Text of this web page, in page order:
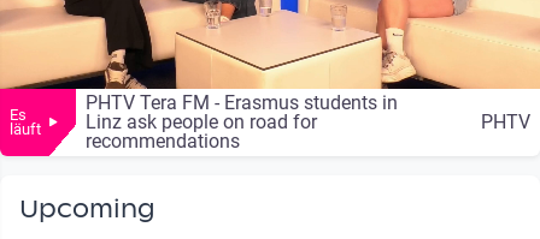
Es
läuft
PHTV Tera FM - Erasmus students in
Linz ask people on road for
recommendations
PHTV
Upcoming